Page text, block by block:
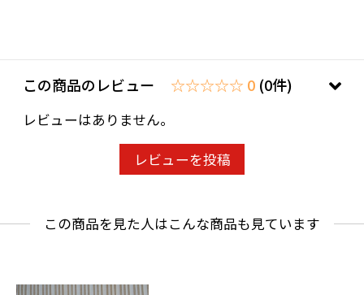
この商品のレビュー ☆☆☆☆☆ 0 (0件)
レビューはありません。
レビューを投稿
この商品を見た人はこんな商品も見ています